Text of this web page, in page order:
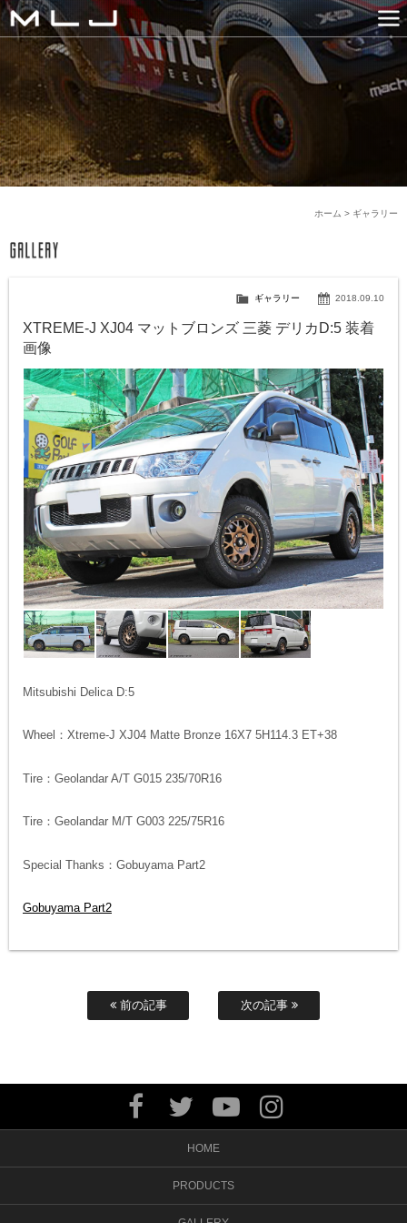
MLJ / Lexani(レクサーニ
PRODUCTS
GALLERY
SNS
COMPANY
HISTORY
CONTACT US
ギャラリー
ホーム >
2018.09.10
ギャラリー
XTREME-J XJ04 マットブロンズ 三菱 デリカD:5 装着
画像
Mitsubishi Delica D:5
Wheel：Xtreme-J XJ04 Matte Bronze 16X7 5H114.3 ET+38
Tire：Geolandar A/T G015 235/70R16
Tire：Geolandar M/T G003 225/75R16
Special Thanks：Gobuyama Part2
Gobuyama Part2
前の記事 次の記事
HOME
PRODUCTS